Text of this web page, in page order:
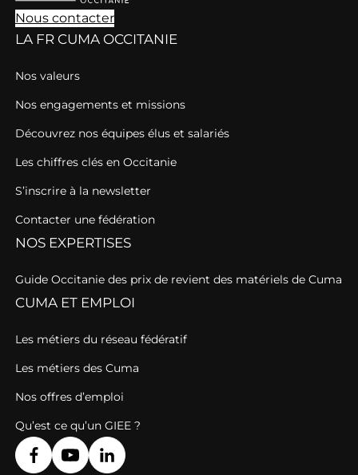
Nous contacter
LA FR CUMA OCCITANIE
Nos valeurs
Nos engagements et missions
Découvrez nos équipes élus et salariés
Les chiffres clés en Occitanie
S’inscrire à la newsletter
Contacter une fédération
NOS EXPERTISES
Guide Occitanie des prix de revient des matériels de Cuma
CUMA ET EMPLOI
Les métiers du réseau fédératif
Les métiers des Cuma
Nos offres d’emploi
Qu’est ce qu’un GIEE ?